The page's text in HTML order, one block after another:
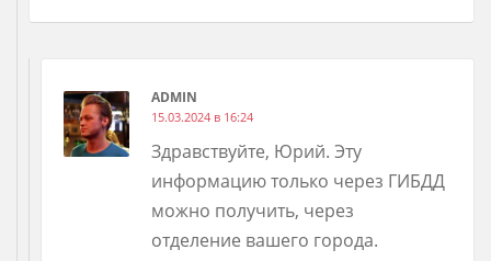
ADMIN
15.03.2024 в 16:24
Здравствуйте, Юрий. Эту
информацию только через ГИБДД
можно получить, через
отделение вашего города.